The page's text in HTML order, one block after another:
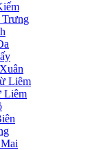
Trưng
Liêm
Liêm